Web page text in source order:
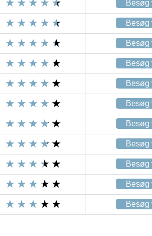
Besøg
Besøg
Besøg
Besøg
Besøg
Besøg
Besøg
Besøg
Besøg
Besøg
Besøg